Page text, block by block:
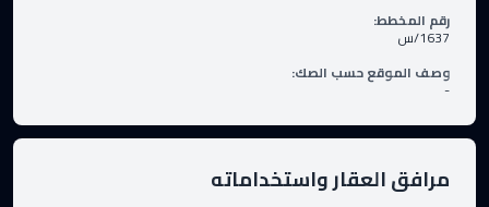
رقم المخطط:
1637/س
وصف الموقع حسب الصك:
-
مرافق العقار واستخداماته